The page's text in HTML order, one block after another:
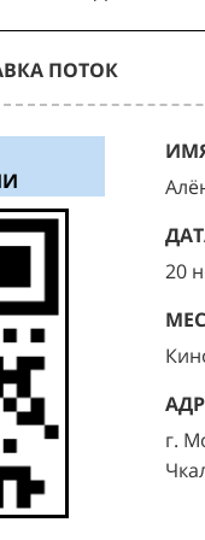
ПОТОК
20
г.